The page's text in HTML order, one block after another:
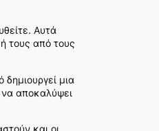
Αυτά
τους από τους
μια
να αποκαλύψει
και οι